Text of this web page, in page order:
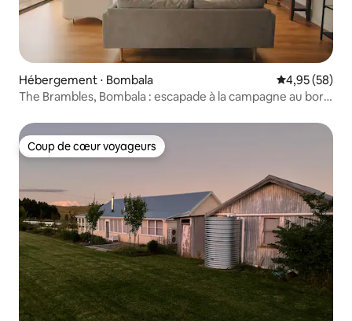
Hébergement ⋅ Bombala Évaluation
4,95 (58)
The Brambles, Bombala : escapade à la campagne au bord
Coup de cœur voyageurs
Coup de cœur voyageurs